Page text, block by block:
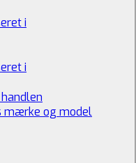
i
i
mærke og model